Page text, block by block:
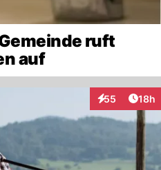
ruft
auf
55
Interaktionen
18h